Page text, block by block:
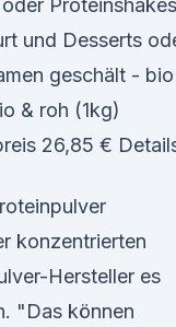
und Desserts
geschält -
& roh (1kg)
26,85 €
konzentrierten
Hersteller es
"Das können